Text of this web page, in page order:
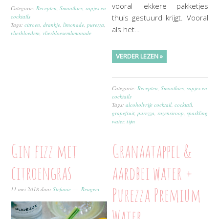
Categorie:Recepten,Smoothies, sapjes en
cocktails
Tags:citroen,drankje,limonade,purezza,
vlierbloedem, vlierbloesemlimonade
vooral lekkere pakketjes
thuis gestuurd krijgt. Vooral
als het…
VERDER LEZEN »
Categorie: Recepten ,Smoothies, sapjes en
cocktails
Tags:alcoholvrije cocktail ,cocktail
grapefruit ,purezza rozensiroop ,sparkling
water,tijm
Gin fizz met
citroengras
11 mei 2018 doorStefanie Reageer
Granaatappel &
aardbei water +
Purezza Premium